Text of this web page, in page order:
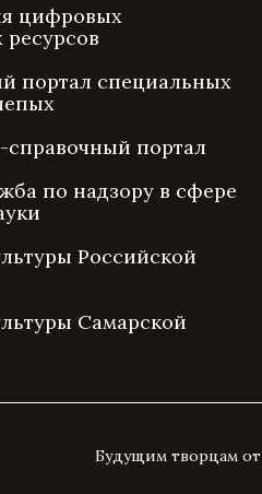
цифровых
ресурсов
портал специальных
портал
по надзору в сфере
Российской
Самарской
Будущим творцам от